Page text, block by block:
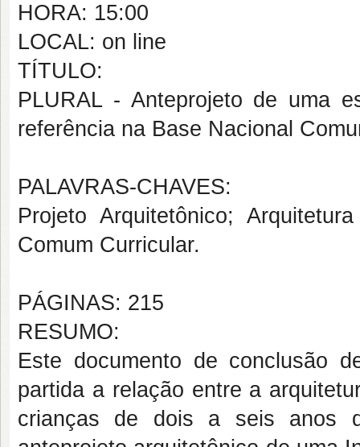
HORA: 15:00
LOCAL: on line
TÍTULO:
PLURAL - Anteprojeto de uma
referência na Base Nacional
PALAVRAS-CHAVES:
Projeto Arquitetônico;
Comum Curricular.
PÁGINAS: 215
RESUMO:
Este documento de conclusão
partida a relação entre a
crianças de dois a seis anos